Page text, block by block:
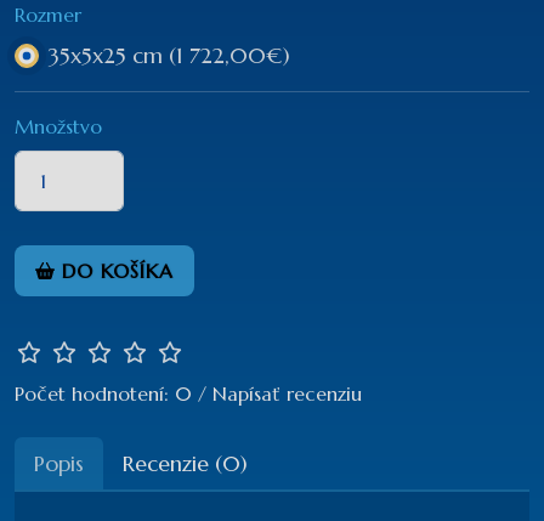
Rozmer
35x5x25 cm (1 722,00€)
Množstvo
DO KOŠÍKA
Počet hodnotení: 0 / Napísať recenziu
Popis Recenzie (0)